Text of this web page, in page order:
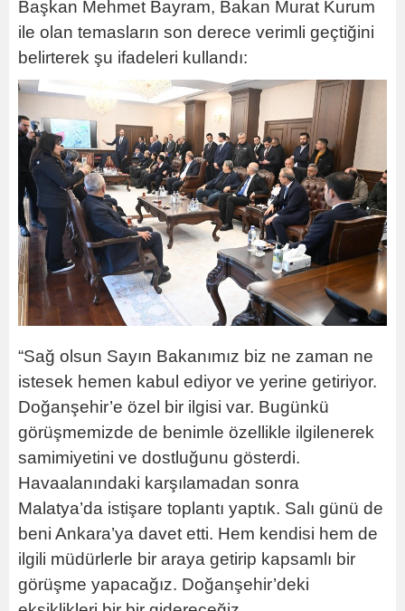
Başkan Mehmet Bayram, Bakan Murat Kurum
ile olan temasların son derece verimli geçtiğini
belirterek şu ifadeleri kullandı:
“Sağ olsun Sayın Bakanımız biz ne zaman ne
istesek hemen kabul ediyor ve yerine getiriyor.
Doğanşehir’e özel bir ilgisi var. Bugünkü
görüşmemizde de benimle özellikle ilgilenerek
samimiyetini ve dostluğunu gösterdi.
Havaalanındaki karşılamadan sonra
Malatya’da istişare toplantı yaptık. Salı günü de
beni Ankara’ya davet etti. Hem kendisi hem de
ilgili müdürlerle bir araya getirip kapsamlı bir
görüşme yapacağız. Doğanşehir’deki